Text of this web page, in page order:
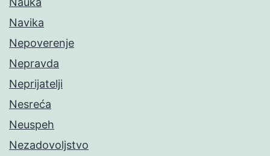
Navika
Nepoverenje
Nepravda
Neprijatelji
Nesreća
Neuspeh
Nezadovoljstvo